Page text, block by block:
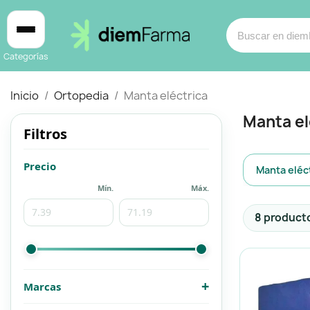
Categorías
Bebé y mamá
Productos naturales y dietética
Bebé y mamá
Productos naturales y dietética
Inicio Ortopedia Manta eléctrica
Filtros
Precio
Mín. Máx.
Marcas +
Manta
Manta
8